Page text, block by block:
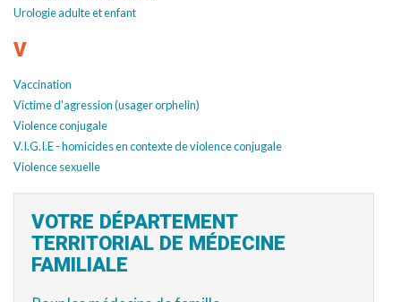
Urologie adulte et enfant
V
Vaccination
Victime d'agression (usager orphelin)
Violence conjugale
V.I.G.I.E - homicides en contexte de violence conjugale
Violence sexuelle
VOTRE DÉPARTEMENT
TERRITORIAL DE MÉDECINE
FAMILIALE